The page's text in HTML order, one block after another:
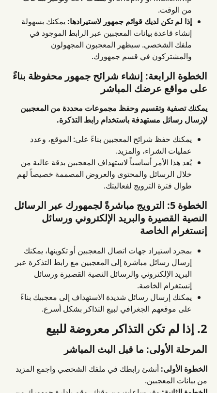
من الوقت.
إذا لم تكن لديك قوائم جمهور لاستيرادها: يمكنك بسهولة
إنشاء قاعدة بيانات المعجبين عبر الرابط الموجود في
ملفك الشخصي. سيظهر المعجبون المجهولون
والمشتركون في قسم جمهورك.
الخطوة الرابعة: إنشاء شرائح جمهور محفوظة بناءً
على مواقع عرضك المباشر
يمكنك تصفية وتقسيم وحفظ مجموعات محددة من المعجبين
لإرسال رسائل مستهدفة باستخدام رابط التذكرة.
يمكنك حفظ شرائح المعجبين بناءً على: الموقع، وعدد
عمليات الشراء، والمزيد.
يُعد هذا الأمر أساسياً لاستهداف المعجبين بدقة عالية من
خلال الرسائل والمحتوى والعروض المصممة خصيصاً لهم
طوال فترة الترويج لفعاليتك.
الخطوة 5: الترويج مباشرةً لجمهورك عبر الرسائل
النصية القصيرة والبريد الإلكتروني ورسائل
إنستغرام الخاصة
بمجرد استيراد جهات اتصال المعجبين أو تكوينها، يمكنك
إرسال رسائل مباشرة إلى المعجبين مع رابط التذكرة عبر
البريد الإلكتروني والرسائل النصية القصيرة ورسائل
إنستغرام الخاصة.
يمكنك إرسال رسائل شديدة الاستهداف إلى معجبيك بناءً
على موقعهم الجغرافي لبيع التذاكر بشكل أسرع.
2. إذا لم تكن التذاكر معروضة للبيع
المرحلة الأولى: ما قبل البث المباشر
الخطوة الأولى: أنشئ رابطك في ملفك الشخصي واجمع المزيد
من بيانات المعجبين.